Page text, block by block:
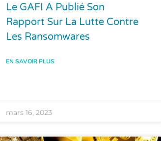
Le GAFI A Publié Son
Rapport Sur La Lutte Contre
Les Ransomwares
EN SAVOIR PLUS
mars 16, 2023